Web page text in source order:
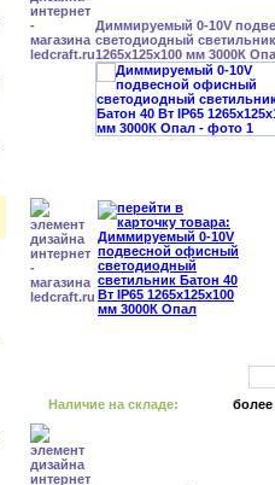
Диммируемый 0-10V
светодиодный
1265x125x100 мм 3000К
Наличие на складе: более